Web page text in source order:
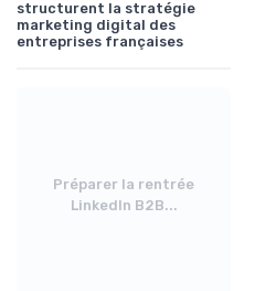
structurent la stratégie
marketing digital des
entreprises françaises
Préparer la rentrée
LinkedIn B2B...